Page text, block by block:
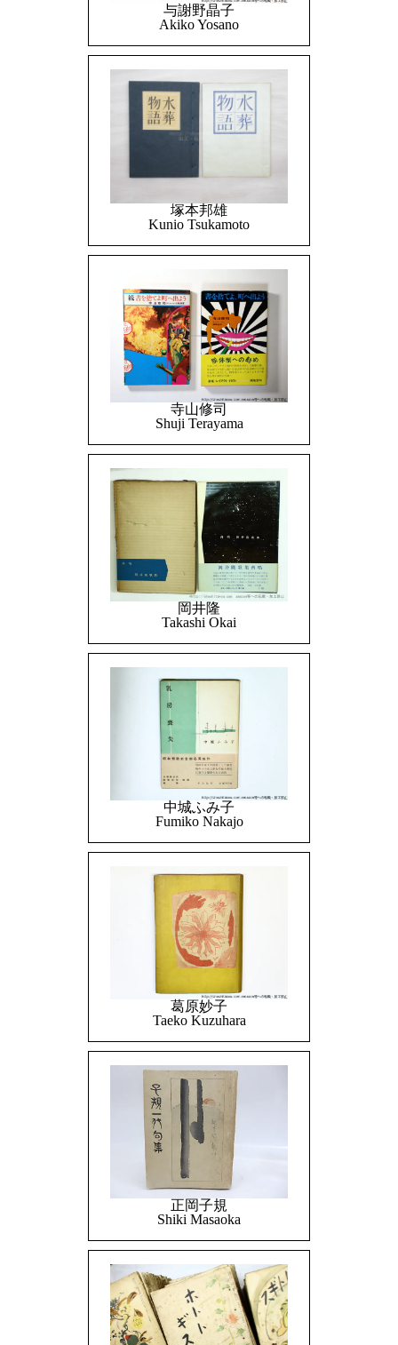
与謝野晶子
Akiko Yosano
塚本邦雄
Kunio Tsukamoto
寺山修司
Shuji Terayama
岡井隆
Takashi Okai
中城ふみ子
Fumiko Nakajo
葛原妙子
Taeko Kuzuhara
正岡子規
Shiki Masaoka